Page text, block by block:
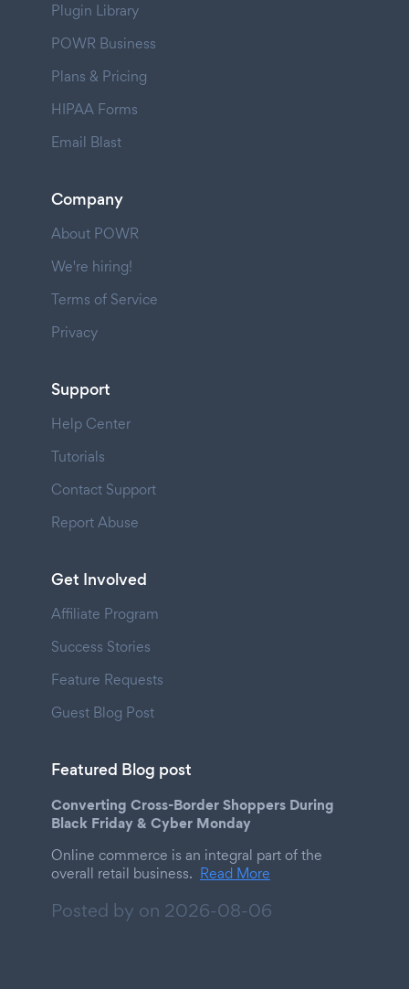
Plugin Library
POWR Business
Plans & Pricing
HIPAA Forms
Email Blast
Company
About POWR
We're hiring!
Terms of Service
Privacy
Support
Help Center
Tutorials
Contact Support
Report Abuse
Get Involved
Affiliate Program
Success Stories
Feature Requests
Guest Blog Post
Featured Blog post
Converting Cross-Border Shoppers During
Black Friday & Cyber Monday
Online commerce is an integral part of the
overall retail business. Read More
Posted by on 2026-08-06